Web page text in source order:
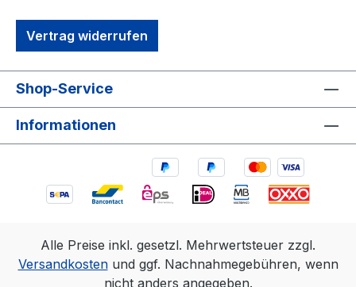
Vertrag widerrufen
Shop-Service
Informationen
Alle Preise inkl. gesetzl. Mehrwertsteuer zzgl.
Versandkostenund ggf. Nachnahmegebühren, wenn
nicht anders angegeben.